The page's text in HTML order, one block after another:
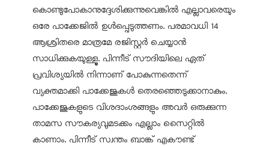
കൊണ്ടുപോകാനുദ്ദേശിക്കുന്നുവെങ്കിൽ എല്ലാവരെയും
ഒരേ പാക്കേജിൽ ഉൾപ്പെടുത്തണം. പരമാവധി 14
ആശ്രിതരെ മാത്രമേ രജിസ്റ്റർ ചെയ്യാൻ
സാധിക്കുകയുള്ളൂ. പിന്നീട് സൗദിയിലെ ഏത്
പ്രവിശ്യയിൽ നിന്നാണ് പോകുന്നതെന്ന്
വ്യക്തമാക്കി പാക്കേജുകൾ തെരഞ്ഞെടുക്കാനാകും.
പാക്കേജുകളുടെ വിശദാംശങ്ങളും അവർ ഒരുക്കുന്ന
താമസ സൗകര്യവുമടക്കം എല്ലാം സൈറ്റിൽ
കാണാം. പിന്നീട് സ്വന്തം ബാങ്ക് എകൗണ്ട്